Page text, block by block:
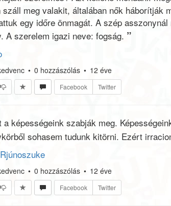
száll meg valakit, általában nők háborítják
egy időre önmagát. A szép asszonynál
A szerelem igazi neve: fogság. ”
• 0 hozzászólás • 12 éve
Facebook Twitter
a képességeink szabják meg.
sohasem tudunk kitörni. Ezért
• 0 hozzászólás • 12 éve
Facebook Twitter